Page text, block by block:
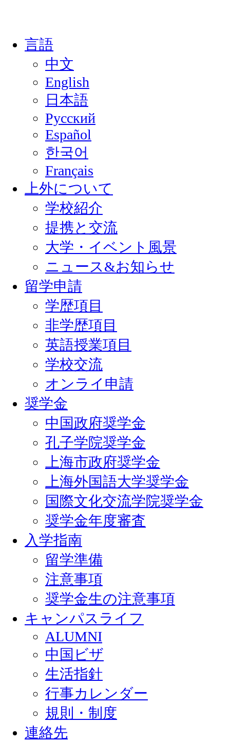
言語
中文
English
日本語
Русский
Español
한국어
Français
上外について
学校紹介
提携と交流
大学・イベント風景
ニュース&お知らせ
留学申請
学歴項目
非学歴項目
英語授業項目
学校交流
オンライ申請
奨学金
中国政府奨学金
孔子学院奨学金
上海市政府奨学金
上海外国語大学奨学金
国際文化交流学院奨学金
奨学金年度審査
入学指南
留学準備
注意事項
奨学金生の注意事項
キャンパスライフ
ALUMNI
中国ビザ
生活指針
行事カレンダー
規則・制度
連絡先